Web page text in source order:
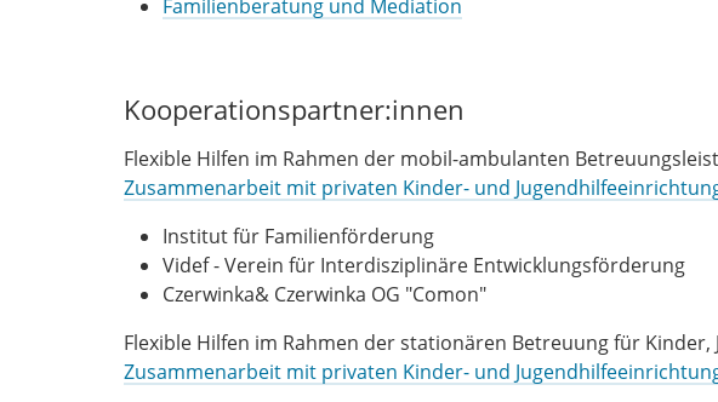
Familienberatung und Mediation
Kooperationspartner:innen
Flexible Hilfen im Rahmen der mobil-ambulanten
Zusammenarbeit mit privaten Kinder- und
Institut für Familienförderung
Videf - Verein für Interdisziplinäre Entwicklungsförderung
Czerwinka& Czerwinka OG "Comon"
Flexible Hilfen im Rahmen der stationären Betreuung für
Zusammenarbeit mit privaten Kinder- und